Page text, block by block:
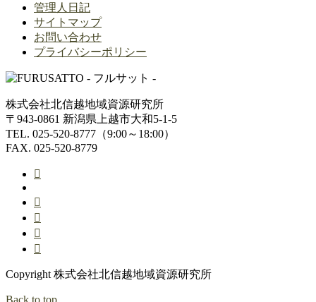
管理人日記
サイトマップ
お問い合わせ
プライバシーポリシー
株式会社北信越地域資源研究所
〒943-0861 新潟県上越市大和5-1-5
TEL. 025-520-8777（9:00～18:00）
FAX. 025-520-8779
Copyright 株式会社北信越地域資源研究所